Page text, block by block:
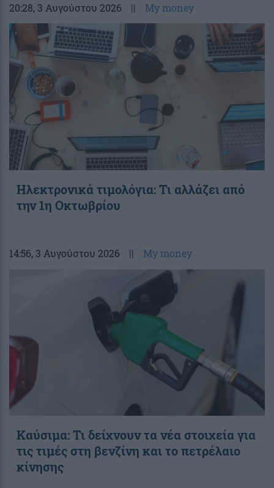
20:28, 3 Αυγούστου 2026 || My money
Ηλεκτρονικά τιμολόγια: Τι αλλάζει από
την 1η Οκτωβρίου
14:56, 3 Αυγούστου 2026 || My money
Καύσιμα: Τι δείχνουν τα νέα στοιχεία για
τις τιμές στη βενζίνη και το πετρέλαιο
κίνησης